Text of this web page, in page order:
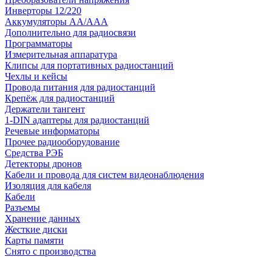
Инверторы 12/220
Аккумуляторы АА/ААА
Дополнительно для радиосвязи
Программаторы
Измерительная аппаратура
Клипсы для портативных радиостанций
Чехлы и кейсы
Провода питания для радиостанций
Крепёж для радиостанций
Держатели тангент
1-DIN адаптеры для радиостанций
Речевые информаторы
Прочее радиооборудование
Средства РЭБ
Детекторы дронов
Кабели и провода для систем видеонаблюдения
Изоляция для кабеля
Кабели
Разъемы
Хранение данных
Жесткие диски
Карты памяти
Снято с производства